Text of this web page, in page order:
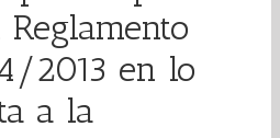
2013 en lo
a la